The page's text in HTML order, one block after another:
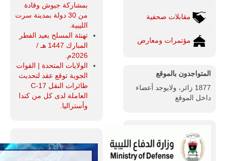
مقابلات صحفية
مؤتمرات ومعارض
المتواجدون بالموقع
1877 زائر، ولايوجد أعضاء
داخل الموقع
بمشاركة جيوش وقادة
من 30 دولة بمدينة سرت
الليبية.
تهنئة المسلح بعيد الفطر
المبارك 1447 هـ /
2026م.
الولايات المتحدة | القوات
الجوية توقع عقد لتحديث
طائرات النقل C-17
العاملة لدى كل من كندا
وأستراليا.